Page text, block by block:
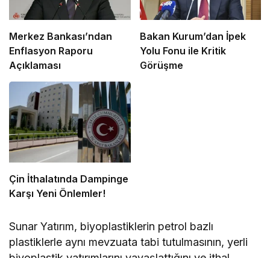
Merkez Bankası’ndan
Enflasyon Raporu
Açıklaması
Bakan Kurum’dan İpek
Yolu Fonu ile Kritik
Görüşme
Çin İthalatında Dampinge
Karşı Yeni Önlemler!
Sunar Yatırım, biyoplastiklerin petrol bazlı
plastiklerle aynı mevzuata tabi tutulmasının, yerli